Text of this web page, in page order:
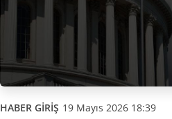
HABER GİRİŞ 19 Mayıs 2026 18:39